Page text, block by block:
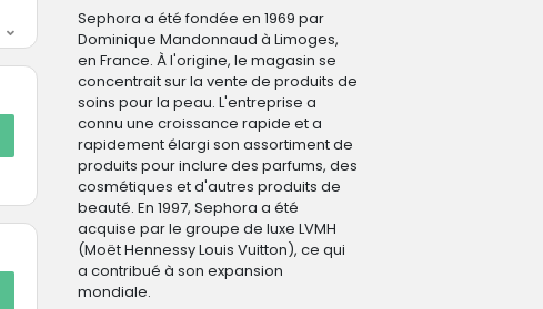
Sephora a été fondée en 1969 par
Dominique Mandonnaud à Limoges,
en France. À l'origine, le magasin se
concentrait sur la vente de produits de
soins pour la peau. L'entreprise a
connu une croissance rapide et a
rapidement élargi son assortiment de
produits pour inclure des parfums, des
cosmétiques et d'autres produits de
beauté. En 1997, Sephora a été
acquise par le groupe de luxe LVMH
(Moët Hennessy Louis Vuitton), ce qui
a contribué à son expansion
mondiale.